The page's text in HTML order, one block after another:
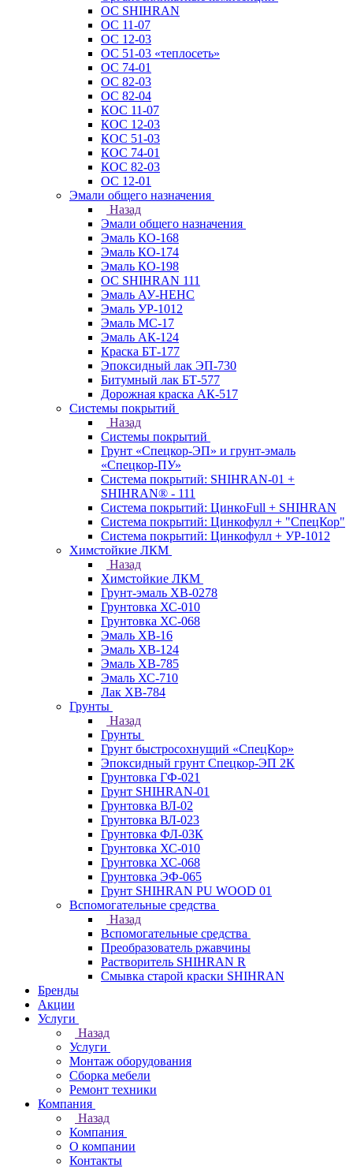
ОС SHIHRAN
ОС 11-07
ОС 12-03
ОС 51-03 «теплосеть»
ОС 74-01
ОС 82-03
ОС 82-04
КОС 11-07
КОС 12-03
КОС 51-03
КОС 74-01
КОС 82-03
ОС 12-01
Эмали общего назначения
Назад
Эмали общего назначения
Эмаль КО-168
Эмаль КО-174
Эмаль КО-198
ОС SHIHRAN 111
Эмаль АУ-НЕНС
Эмаль УР-1012
Эмаль МС-17
Эмаль АК-124
Краска БТ-177
Эпоксидный лак ЭП-730
Битумный лак БТ-577
Дорожная краска АК-517
Системы покрытий
Назад
Системы покрытий
Грунт «Спецкор-ЭП» и грунт-эмаль
«Спецкор-ПУ»
Система покрытий: SHIHRAN-01 +
SHIHRAN® - 111
Система покрытий: ЦинкоFull + SHIHRAN
Система покрытий: Цинкофулл + "СпецКор"
Система покрытий: Цинкофулл + УР-1012
Химстойкие ЛКМ
Назад
Химстойкие ЛКМ
Грунт-эмаль ХВ-0278
Грунтовка ХС-010
Грунтовка ХС-068
Эмаль ХВ-16
Эмаль ХВ-124
Эмаль ХВ-785
Эмаль ХС-710
Лак ХВ-784
Грунты
Назад
Грунты
Грунт быстросохнущий «СпецКор»
Эпоксидный грунт Спецкор-ЭП 2К
Грунтовка ГФ-021
Грунт SHIHRAN-01
Грунтовка ВЛ-02
Грунтовка ВЛ-023
Грунтовка ФЛ-03К
Грунтовка ХС-010
Грунтовка ХС-068
Грунтовка ЭФ-065
Грунт SHIHRAN PU WOOD 01
Вспомогательные средства
Назад
Вспомогательные средства
Преобразователь ржавчины
Растворитель SHIHRAN R
Смывка старой краски SHIHRAN
Бренды
Акции
Услуги
Назад
Услуги
Монтаж оборудования
Сборка мебели
Ремонт техники
Компания
Назад
Компания
О компании
Контакты